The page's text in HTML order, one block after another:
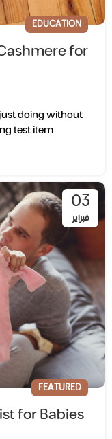
EDUCATION
for
doing without
test item...
03
فبراير
FEATURED
for Babies